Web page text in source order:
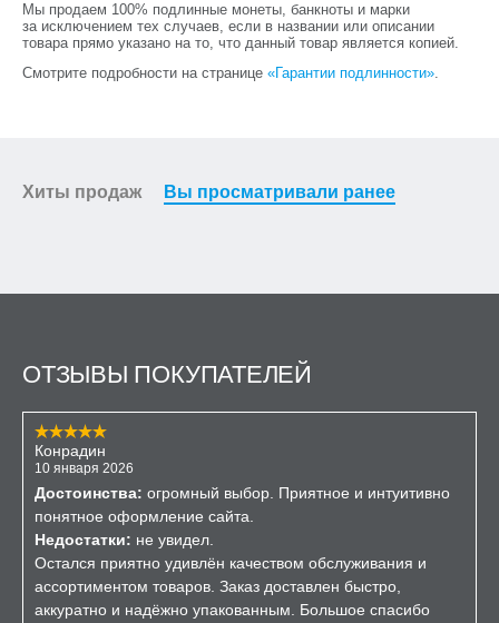
Мы продаем 100% подлинные монеты, банкноты и марки
за исключением тех случаев, если в названии или описании
товара прямо указано на то, что данный товар является копией.
Смотрите подробности на странице «Гарантии подлинности».
Хиты продаж Вы просматривали ранее
ОТЗЫВЫ ПОКУПАТЕЛЕЙ
Конрадин
10 января 2026
Достоинства: огромный выбор. Приятное и интуитивно
понятное оформление сайта.
Недостатки: не увидел.
Остался приятно удивлён качеством обслуживания и
ассортиментом товаров. Заказ доставлен быстро,
аккуратно и надёжно упакованным. Большое спасибо